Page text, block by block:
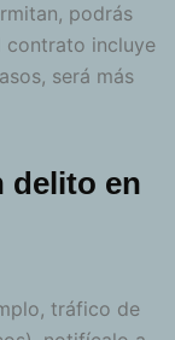
podrás
contrato incluye
será más
delito en
tráfico de